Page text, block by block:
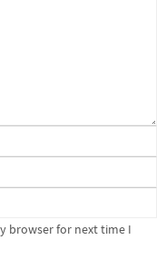
browser for next time I